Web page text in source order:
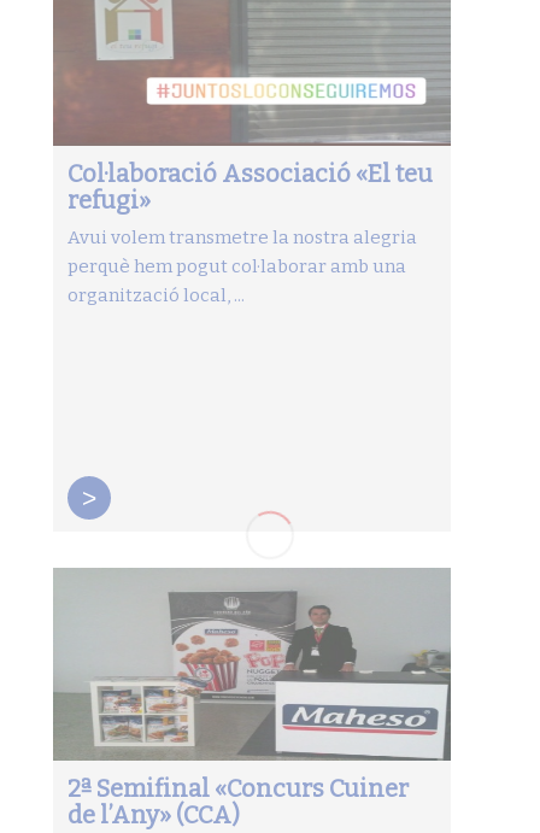
Col·laboració Associació «El teu
refugi»
Avui volem transmetre la nostra alegria
perquè hem pogut col·laborar amb una
organització local, ...
>
2ª Semifinal «Concurs Cuiner
de l’Any» (CCA)